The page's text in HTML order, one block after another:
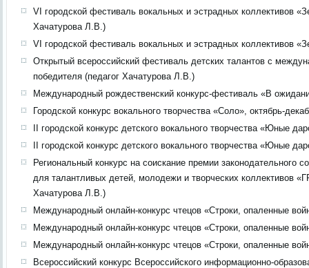
VI городской фестиваль вокальных и эстрадных коллективов
Хачатурова Л.В.)
VI городской фестиваль вокальных и эстрадных коллективов
Открытый всероссийский фестиваль детских талантов с
победителя (педагог Хачатурова Л.В.)
Международный рождественский конкурс-фестиваль «В
Городской конкурс вокального творчества «Соло», октябрь-
II городской конкурс детского вокального творчества «Юные
II городской конкурс детского вокального творчества «Юные
Региональный конкурс на соискание премии законодательного
для талантливых детей, молодежи и творческих коллективов
Хачатурова Л.В.)
Международный онлайн-конкурс чтецов «Строки, опаленные
Международный онлайн-конкурс чтецов «Строки, опаленные
Международный онлайн-конкурс чтецов «Строки, опаленные
Всероссийский конкурс Всероссийского информационно-